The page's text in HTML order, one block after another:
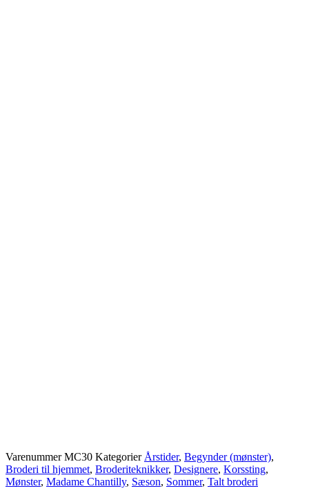
VarenummerMC30 Kategorier Årstider, Begynder (mønster),
Broderi til hjemmet, Broderiteknikker, Designere, Korssting,
Mønster, Madame Chantilly, Sæson, Sommer, Talt broderi